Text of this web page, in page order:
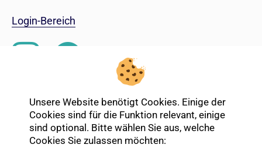
Login-Bereich
Unsere Website benötigt Cookies. Einige der
Cookies sind für die Funktion relevant, einige
sind optional. Bitte wählen Sie aus, welche
Cookies Sie zulassen möchten: